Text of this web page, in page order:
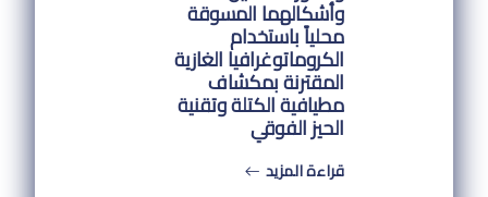
وأشكالهما المسوقة
محلياً باستخدام
الكروماتوغرافيا الغازية
المقترنة بمكشاف
مطيافية الكتلة وتقنية
الحيز الفوقي
قراءة المزيد